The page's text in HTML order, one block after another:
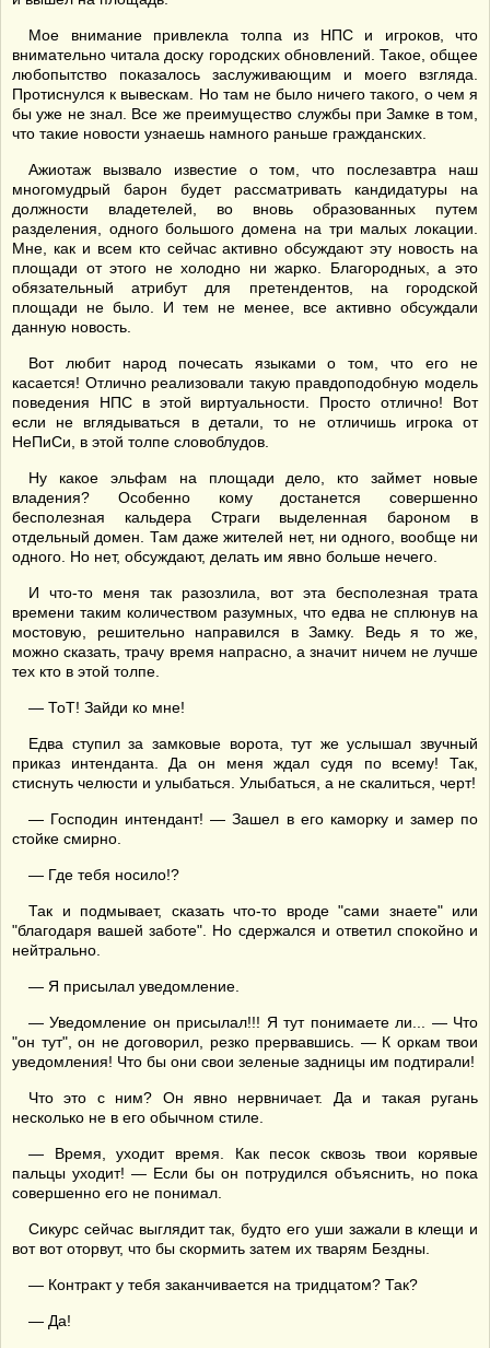
Мое внимание привлекла толпа из НПС и игроков, что
внимательно читала доску городских обновлений. Такое, общее
любопытство показалось заслуживающим и моего взгляда.
Протиснулся к вывескам. Но там не было ничего такого, о чем я
бы уже не знал. Все же преимущество службы при Замке в том,
что такие новости узнаешь намного раньше гражданских.
Ажиотаж вызвало известие о том, что послезавтра наш
многомудрый барон будет рассматривать кандидатуры на
должности владетелей, во вновь образованных путем
разделения, одного большого домена на три малых локации.
Мне, как и всем кто сейчас активно обсуждают эту новость на
площади от этого не холодно ни жарко. Благородных, а это
обязательный атрибут для претендентов, на городской
площади не было. И тем не менее, все активно обсуждали
данную новость.
Вот любит народ почесать языками о том, что его не
касается! Отлично реализовали такую правдоподобную модель
поведения НПС в этой виртуальности. Просто отлично! Вот
если не вглядываться в детали, то не отличишь игрока от
НеПиСи, в этой толпе словоблудов.
Ну какое эльфам на площади дело, кто займет новые
владения? Особенно кому достанется совершенно
бесполезная кальдера Страги выделенная бароном в
отдельный домен. Там даже жителей нет, ни одного, вообще ни
одного. Но нет, обсуждают, делать им явно больше нечего.
И что-то меня так разозлила, вот эта бесполезная трата
времени таким количеством разумных, что едва не сплюнув на
мостовую, решительно направился в Замку. Ведь я то же,
можно сказать, трачу время напрасно, а значит ничем не лучше
тех кто в этой толпе.
— ТоТ! Зайди ко мне!
Едва ступил за замковые ворота, тут же услышал звучный
приказ интенданта. Да он меня ждал судя по всему! Так,
стиснуть челюсти и улыбаться. Улыбаться, а не скалиться, черт!
— Господин интендант! — Зашел в его каморку и замер по
стойке смирно.
— Где тебя носило!?
Так и подмывает, сказать что-то вроде "сами знаете" или
"благодаря вашей заботе". Но сдержался и ответил спокойно и
нейтрально.
— Я присылал уведомление.
— Уведомление он присылал!!! Я тут понимаете ли... — Что
"он тут", он не договорил, резко прервавшись. — К оркам твои
уведомления! Что бы они свои зеленые задницы им подтирали!
Что это с ним? Он явно нервничает. Да и такая ругань
несколько не в его обычном стиле.
— Время, уходит время. Как песок сквозь твои корявые
пальцы уходит! — Если бы он потрудился объяснить, но пока
совершенно его не понимал.
Сикурс сейчас выглядит так, будто его уши зажали в клещи и
вот вот оторвут, что бы скормить затем их тварям Бездны.
— Контракт у тебя заканчивается на тридцатом? Так?
— Да!